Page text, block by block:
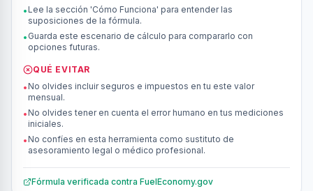
• Lee la sección 'Cómo Funciona' para entender las
suposiciones de la fórmula.
• Guarda este escenario de cálculo para compararlo con
opciones futuras.
QUÉ EVITAR
• No olvides incluir seguros e impuestos en tu este valor
mensual.
• No olvides tener en cuenta el error humano en tus mediciones
iniciales.
• No confíes en esta herramienta como sustituto de
asesoramiento legal o médico profesional.
Fórmula verificada contra FuelEconomy.gov